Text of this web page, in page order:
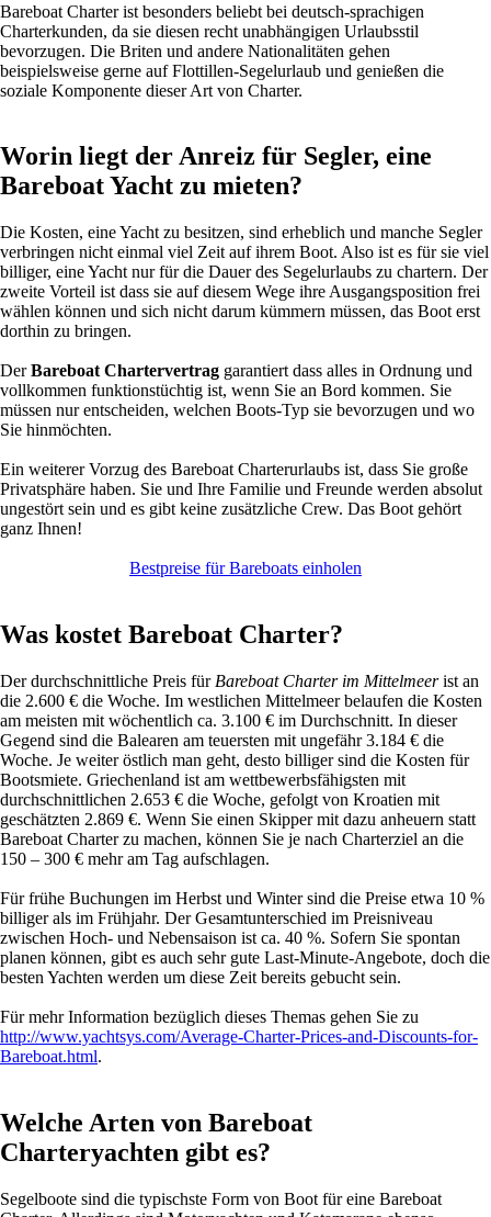
Bareboat Charter ist besonders beliebt bei deutsch-sprachigen
Charterkunden, da sie diesen recht unabhängigen Urlaubsstil
bevorzugen. Die Briten und andere Nationalitäten gehen
beispielsweise gerne auf Flottillen-Segelurlaub und genießen die
soziale Komponente dieser Art von Charter.
Worin liegt der Anreiz für Segler, eine
Bareboat Yacht zu mieten?
Die Kosten, eine Yacht zu besitzen, sind erheblich und manche Segler
verbringen nicht einmal viel Zeit auf ihrem Boot. Also ist es für sie viel
billiger, eine Yacht nur für die Dauer des Segelurlaubs zu chartern. Der
zweite Vorteil ist dass sie auf diesem Wege ihre Ausgangsposition frei
wählen können und sich nicht darum kümmern müssen, das Boot erst
dorthin zu bringen.
DerBareboat Chartervertrag garantiert dass alles in Ordnung und
vollkommen funktionstüchtig ist, wenn Sie an Bord kommen. Sie
müssen nur entscheiden, welchen Boots-Typ sie bevorzugen und wo
Sie hinmöchten.
Ein weiterer Vorzug des Bareboat Charterurlaubs ist, dass Sie große
Privatsphäre haben. Sie und Ihre Familie und Freunde werden absolut
ungestört sein und es gibt keine zusätzliche Crew. Das Boot gehört
ganz Ihnen!
Bestpreise für Bareboats einholen
Was kostet Bareboat Charter?
Der durchschnittliche Preis für Bareboat Charter im Mittelmeerist an
die 2.600 € die Woche. Im westlichen Mittelmeer belaufen die Kosten
am meisten mit wöchentlich ca. 3.100 € im Durchschnitt. In dieser
Gegend sind die Balearen am teuersten mit ungefähr 3.184 € die
Woche. Je weiter östlich man geht, desto billiger sind die Kosten für
Bootsmiete. Griechenland ist am wettbewerbsfähigsten mit
durchschnittlichen 2.653 € die Woche, gefolgt von Kroatien mit
geschätzten 2.869 €. Wenn Sie einen Skipper mit dazu anheuern statt
Bareboat Charter zu machen, können Sie je nach Charterziel an die
150 – 300 € mehr am Tag aufschlagen.
Für frühe Buchungen im Herbst und Winter sind die Preise etwa 10 %
billiger als im Frühjahr. Der Gesamtunterschied im Preisniveau
zwischen Hoch- und Nebensaison ist ca. 40 %. Sofern Sie spontan
planen können, gibt es auch sehr gute Last-Minute-Angebote, doch die
besten Yachten werden um diese Zeit bereits gebucht sein.
Für mehr Information bezüglich dieses Themas gehen Sie zu
http://www.yachtsys.com/Average-Charter-Prices-and-Discounts-for-
Bareboat.html.
Welche Arten von Bareboat
Charteryachten gibt es?
Segelboote sind die typischste Form von Boot für eine Bareboat